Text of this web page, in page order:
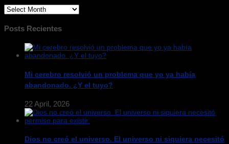
Archivo
Posts Recientes
Mi cerebro resolvió un problema que yo ya había
abandonado. ¿Y el tuyo?
22 April, 2026
Dios no creó el universo. El universo ni siquiera necesitó